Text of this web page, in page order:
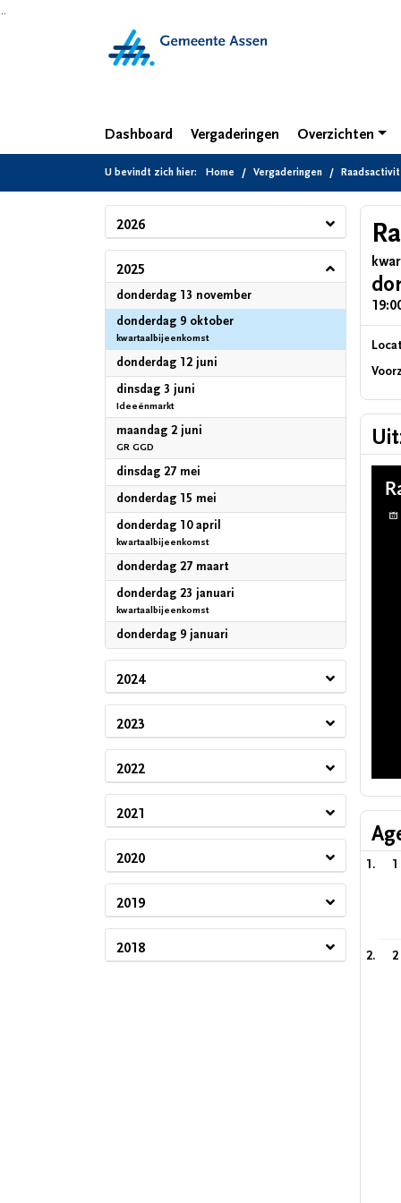
Dashboard Vergaderingen Overzichten
U bevindt zich hier: Home Vergaderingen
2026
2025
donderdag 13 november2025
donderdag 9 oktober2025
kwartaalbijeenkomst
donderdag 12 juni
dinsdag 3 juni
Ideeënmarkt
maandag 2 juni
GR GGD
dinsdag 27 mei
donderdag 15 mei
donderdag 10 april
kwartaalbijeenkomst
donderdag 27 maart2025
donderdag 23 januari
kwartaalbijeenkomst
donderdag 9 januari
2024
2023
2022
2021
2020
2019
2018
1
2